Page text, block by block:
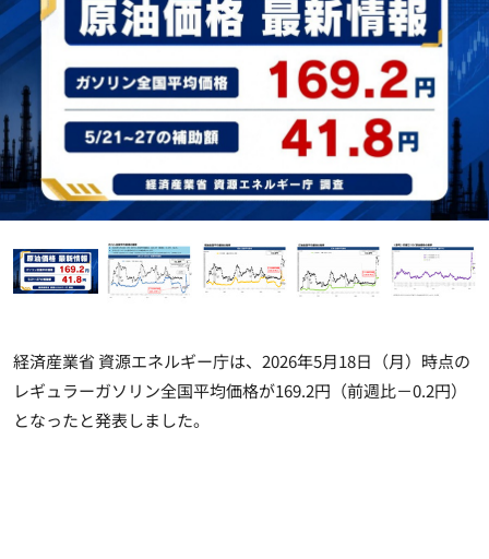
経済産業省 資源エネルギー庁は、2026年5月18日（月）時点の
レギュラーガソリン全国平均価格が169.2円（前週比－0.2円）
となったと発表しました。